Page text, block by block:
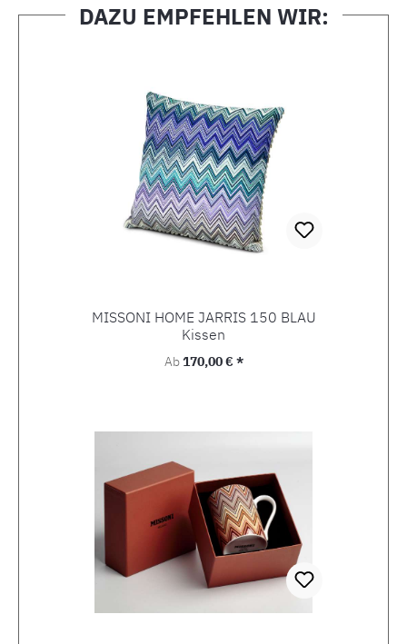
DAZU EMPFEHLEN WIR:
MISSONI HOME JARRIS 150 BLAU
Kissen
Regulärer Preis:
Ab170,00 € *